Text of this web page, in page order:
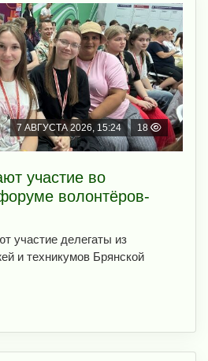
7 АВГУСТА 2026, 15:24 18
участие во
волонтёров-
участие делегаты из
и техникумов Брянской